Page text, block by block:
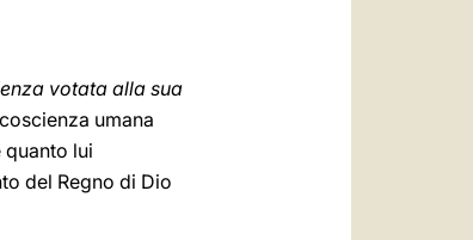
LATINE
votata alla sua
umana
lui
del Regno di Dio